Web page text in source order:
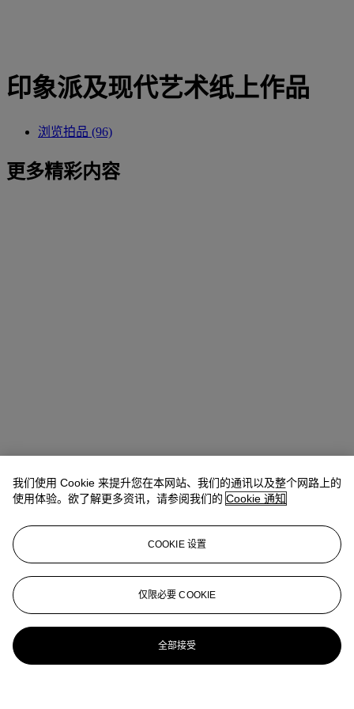
印象派及现代艺术纸上作品
浏览拍品 (96)
更多精彩内容
我们使用 Cookie 来提升您在本网站、我们的通讯以及整个网路上的
使用体验。欲了解更多资讯，请参阅我们的 Cookie 通知
COOKIE 设置
仅限必要 COOKIE
全部接受